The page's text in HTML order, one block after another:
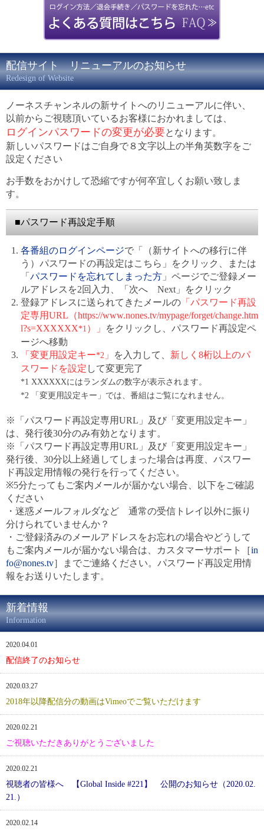
配信サイト リニューアルのお知らせ
Redesign of Website
ノーネスチャンネルの新サイトへのリニューアルに伴い、
以前からご視聴頂いているお客様におかれましては、
ログインパスワードの変更が必要となります。
新しいパスワードはご自身で８文字以上の半角英数字をご
設定ください
お手数をおかけして恐縮ですが何卒宜しくお願い致しま
す。
■パスワード再設定手順
各番組のログインページで「（新サイトへの移行に伴
う）パスワードの再設定はこちら」をクリック、または
「 パスワードを忘れてしまった方 」ページでご登録メー
ルアドレスを2回入力、「次へ Next」をクリック
登録アドレスに送られてきたメールの 「パスワード再設
定専用URL（https://www.nones.tv/mypage/forget/change.htm
l?s=XXXXXX*1 ）」
をクリックし、パスワード再設定ペ
ージへ移動
「変更用設定キー*2 」 を入力して、 新しく8桁以上のパ
スワードを設定 して変更完了
*1 XXXXXXにはランダムの数字が表示されます。
*2 「変更用設定キー」では、番組はご覧になれません。
※「パスワード再設定専用URL」及び「変更用設定キー」
は、発行後30分のみ有効となります。
※「パスワード再設定専用URL」及び「変更用設定キー」
発行後、30分以上経過してしまった場合は再度、パスワー
ド再設定用情報の発行を行ってください。
※5分たってもご案内メールが届かない場合、以下をご確認
ください
・迷惑メールフォルダなど 通常の受信トレイ以外に振り
分けられていませんか？
・ご登録済みのメールアドレスをお忘れの場合やどうして
もご案内メールが届かない場合は、カスタマーサポート［in
fo@nones.tv］までご連絡ください。パスワード再設定用情
報をお送りいたします。
新着情報
Information
2020.04.01
配信終了のお知らせ
2020.03.27
2018年以降配信分の動画はVimeoでご覧いただけます
2020.02.21
ご視聴いただきありがとうございました
2020.02.21
視聴者の皆様へ 【Global Inside #221】 公開のお知らせ（2020.02.
21.）
2020.02.14